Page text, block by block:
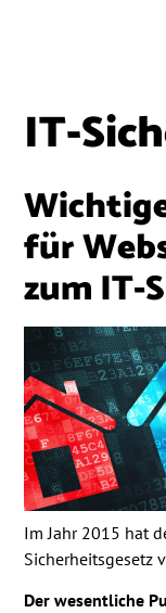
IT-
für
zum IT-
Im Jahr 2015 hat
Sicherheitsgesetz
Der wesentliche